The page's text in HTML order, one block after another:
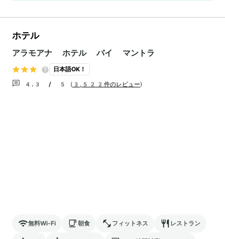
ホテル
アラモアナ ホテル バイ マントラ
日本語OK！
4.3 / 5 ( 3,522件のレビュー)
無料Wi-Fi 朝食 フィットネス レストラン